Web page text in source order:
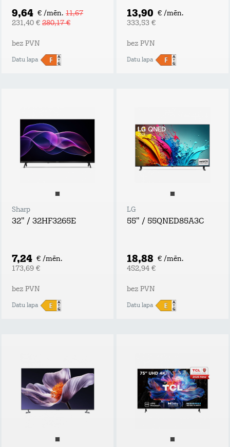
9,64 € /mēn. 11,67
231,40 € 280,17 €
bez PVN
Datu lapa
13,90 € /mēn.
333,53 €
bez PVN
Datu lapa
Sharp
32" / 32HF3265E
7,24 € /mēn.
173,69 €
bez PVN
Datu lapa
LG
55" / 55QNED85A3C
18,88 € /mēn.
452,94 €
bez PVN
Datu lapa